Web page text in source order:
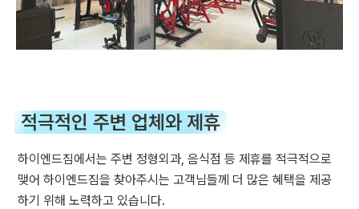
적극적인 주변 업체와 제휴
하이엔드짐에서는 주변 정형외과, 음식점 등 제휴를 적극적으로
맺어 하이엔드짐을 찾아주시는 고객님들께 더 많은 혜택을 제공
하기 위해 노력하고 있습니다.